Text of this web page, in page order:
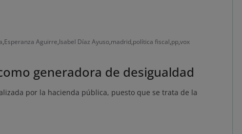
,Esperanza Aguirre,Isabel Díaz Ayuso,madrid,política fiscal,pp,vox
generadora de desigualdad
por la hacienda pública, puesto que se trata de la